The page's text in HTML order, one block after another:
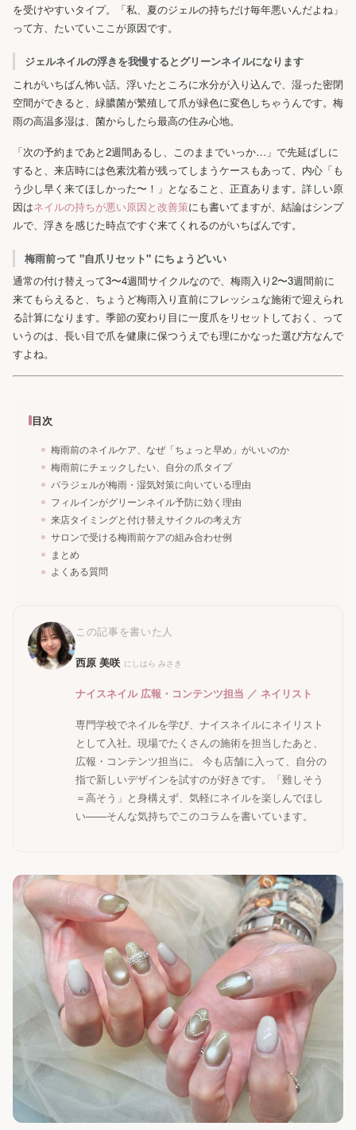
を受けやすいタイプ。「私、夏のジェルの持ちだけ毎年悪いんだよね」
って方、たいていここが原因です。
ジェルネイルの浮きを我慢するとグリーンネイルになります
これがいちばん怖い話。浮いたところに水分が入り込んで、湿った密閉
空間ができると、緑膿菌が繁殖して爪が緑色に変色しちゃうんです。梅
雨の高温多湿は、菌からしたら最高の住み心地。
「次の予約まであと2週間あるし、このままでいっか…」で先延ばしに
すると、来店時には色素沈着が残ってしまうケースもあって、内心「も
う少し早く来てほしかった〜！」となること、正直あります。詳しい原
因はネイルの持ちが悪い原因と改善策にも書いてますが、結論はシンプ
ルで、浮きを感じた時点ですぐ来てくれるのがいちばんです。
梅雨前って "自爪リセット" にちょうどいい
通常の付け替えって3〜4週間サイクルなので、梅雨入り2〜3週間前に
来てもらえると、ちょうど梅雨入り直前にフレッシュな施術で迎えられ
る計算になります。季節の変わり目に一度爪をリセットしておく、って
いうのは、長い目で爪を健康に保つうえでも理にかなった選び方なんで
すよね。
目次
梅雨前のネイルケア、なぜ「ちょっと早め」がいいのか
梅雨前にチェックしたい、自分の爪タイプ
パラジェルが梅雨・湿気対策に向いている理由
フィルインがグリーンネイル予防に効く理由
来店タイミングと付け替えサイクルの考え方
サロンで受ける梅雨前ケアの組み合わせ例
まとめ
よくある質問
この記事を書いた人
西原 美咲 にしはら みさき
ナイスネイル 広報・コンテンツ担当 ／ ネイリスト
専門学校でネイルを学び、ナイスネイルにネイリスト
として入社。現場でたくさんの施術を担当したあと、
広報・コンテンツ担当に。 今も店舗に入って、自分の
指で新しいデザインを試すのが好きです。「難しそう
＝高そう」と身構えず、気軽にネイルを楽しんでほし
い——そんな気持ちでこのコラムを書いています。